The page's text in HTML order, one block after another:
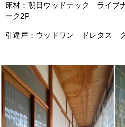
床材：朝日ウッドテック ライブ
ーク2P
引違戸：ウッドワン ドレタス